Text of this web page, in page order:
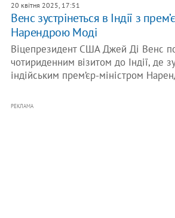
20 квітня 2025, 17:51
Венс зустрінеться в Індії з
Нарендрою Моді
Віцепрезидент США Джей Ді Венс
чотириденним візитом до Індії, де
індійським прем’єр-міністром
РЕКЛАМА